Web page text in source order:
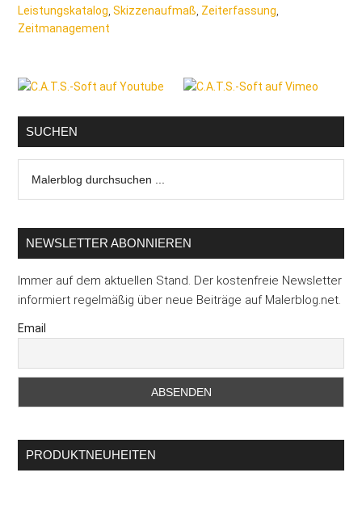
Leistungskatalog ,Skizzenaufmaß Zeiterfassung
Zeitmanagement
Seitenspalte
SUCHEN
durchsuchen
NEWSLETTER ABONNIEREN
Immer auf dem aktuellen Stand. Der kostenfreie Newsletter
informiert regelmäßig über neue Beiträge auf Malerblog.net.
Email
PRODUKTNEUHEITEN